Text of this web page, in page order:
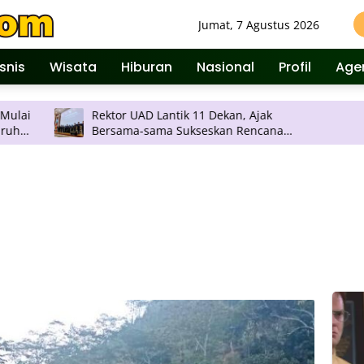
Jumat, 7 Agustus 2026
Wisata Hiburan Nasional Profil
Rektor UAD Lantik 11 Dekan, Ajak
Bersama-sama Sukseskan Rencana
Strategis Universitas